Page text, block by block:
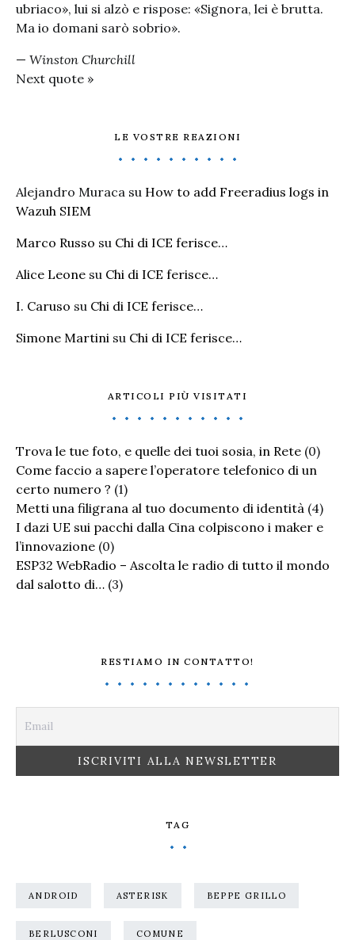
ubriaco», lui si alzò e rispose: «Signora, lei è brutta.
Ma io domani sarò sobrio».
— Winston Churchill
Next quote »
LE VOSTRE REAZIONI
Alejandro Muraca su How to add Freeradius logs in
Wazuh SIEM
Marco Russo su Chi di ICE ferisce…
Alice Leone su Chi di ICE ferisce…
I. Caruso su Chi di ICE ferisce…
Simone Martini su Chi di ICE ferisce…
ARTICOLI PIÙ VISITATI
Trova le tue foto, e quelle dei tuoi sosia, in Rete (0)
Come faccio a sapere l’operatore telefonico di un
certo numero ? (1)
Metti una filigrana al tuo documento di identità (4)
I dazi UE sui pacchi dalla Cina colpiscono i maker e
l’innovazione (0)
ESP32 WebRadio – Ascolta le radio di tutto il mondo
dal salotto di… (3)
RESTIAMO IN CONTATTO!
TAG
ANDROID ASTERISK BEPPE GRILLO
BERLUSCONI COMUNE